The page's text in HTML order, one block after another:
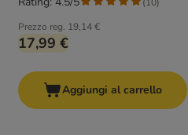
Prezzo reg. 19,14 €
17,99 €
Aggiungi al carrello